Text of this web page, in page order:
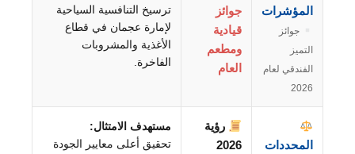
المؤشرات
جوائز
التميز
الفندقي لعام
2026
جوائز
قيادية
ومطعم
العام
ترسيخ التنافسية السياحية
لإمارة عجمان في قطاع
الأغذية والمشروبات
الفاخرة.
المحددات
رؤية
2026
مستهدف الامتثال:
تحقيق أعلى معايير الجودة